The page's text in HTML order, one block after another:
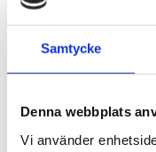
Samtycke
Denna webbplats
Vi använder